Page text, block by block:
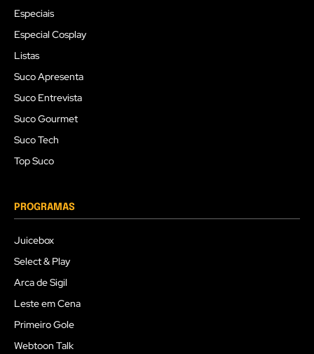
Especiais
Especial Cosplay
Listas
Suco Apresenta
Suco Entrevista
Suco Gourmet
Suco Tech
Top Suco
PROGRAMAS
Juicebox
Select & Play
Arca de Sigil
Leste em Cena
Primeiro Gole
Webtoon Talk